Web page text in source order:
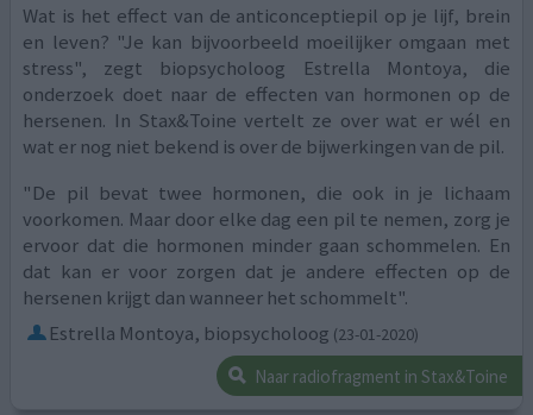
Wat is het effect van de anticonceptiepil op je lijf, brein
en leven? "Je kan bijvoorbeeld moeilijker omgaan met
stress", zegt biopsycholoog Estrella Montoya, die
onderzoek doet naar de effecten van hormonen op de
hersenen. In Stax&Toine vertelt ze over wat er wél en
wat er nog niet bekend is over de bijwerkingen van de pil.
"De pil bevat twee hormonen, die ook in je lichaam
voorkomen. Maar door elke dag een pil te nemen, zorg je
ervoor dat die hormonen minder gaan schommelen. En
dat kan er voor zorgen dat je andere effecten op de
hersenen krijgt dan wanneer het schommelt".
Estrella Montoya, biopsycholoog (23-01-2020)
Naar radiofragment in Stax&Toine